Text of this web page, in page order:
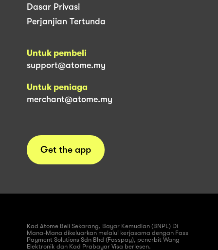
Dasar Privasi
Perjanjian Tertunda
Untuk pembeli
support@atome.my
Untuk peniaga
merchant@atome.my
Get the app
Kad Atome Beli Sekarang, Bayar Kemudian (BNPL) Di
Mana-Mana dikeluarkan melalui kerjasama dengan Fass
Payment Solutions Sdn Bhd (Fasspay), penerbit Wang
Elektronik dan Kad Prabayar Visa berlesen.